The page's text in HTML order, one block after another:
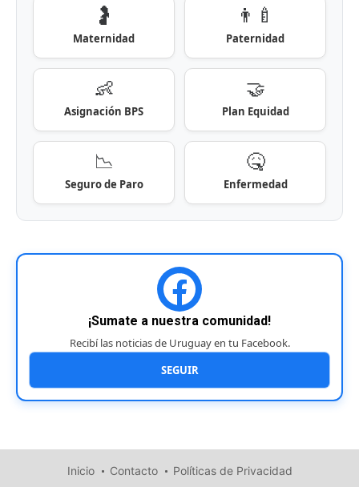
🤰
Maternidad
👨‍🍼
Paternidad
👶
Asignación BPS
🤝
Plan Equidad
📉
Seguro de Paro
🤒
Enfermedad
¡Sumate a nuestra comunidad!
Recibí las noticias de Uruguay en tu Facebook.
SEGUIR
Inicio Contacto Políticas de Privacidad